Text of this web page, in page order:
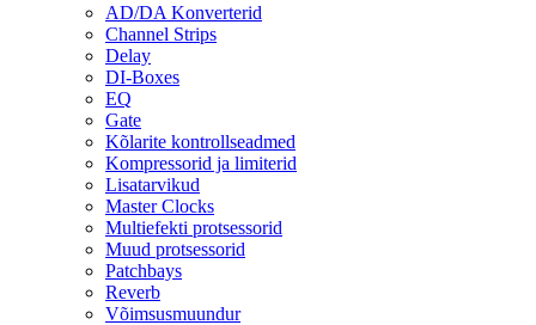
AD/DA Konverterid
Channel Strips
Delay
DI-Boxes
EQ
Gate
Kõlarite kontrollseadmed
Kompressorid ja limiterid
Lisatarvikud
Master Clocks
Multiefekti protsessorid
Muud protsessorid
Patchbays
Reverb
Võimsusmuundur